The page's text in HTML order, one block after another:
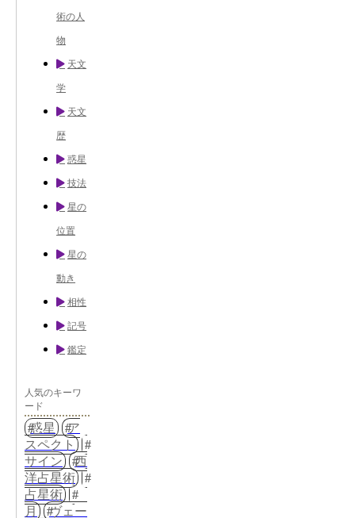
術の人
物
天文
学
天文
歴
惑星
技法
星の
位置
星の
動き
相性
記号
鑑定
人気のキーワ
ード
惑星
ア
スペクト
サイン
西
洋占星術
占星術
月
ヴェー